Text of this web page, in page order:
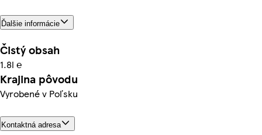
Ďalšie informácie
Čistý obsah
1.8l ℮
Krajina pôvodu
Vyrobené v Poľsku
Kontaktná adresa